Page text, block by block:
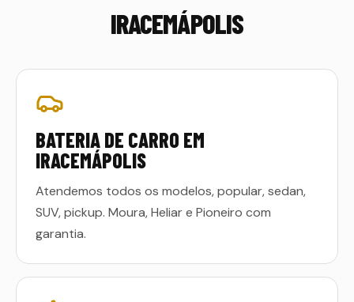
IRACEMÁPOLIS
BATERIA DE CARRO EM
IRACEMÁPOLIS
Atendemos todos os modelos, popular, sedan,
SUV, pickup. Moura, Heliar e Pioneiro com
garantia.